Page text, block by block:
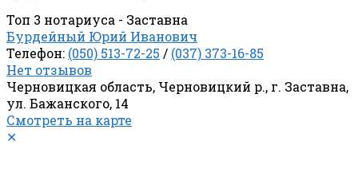
Топ 3 нотариуса - Заставна
Бурдейный Юрий Иванович
Телефон: (050) 513-72-25 / (037) 373-16-85
Нет отзывов
Черновицкая область, Черновицкий р., г. Заставна,
ул. Бажанского, 14
Смотреть на карте
✕